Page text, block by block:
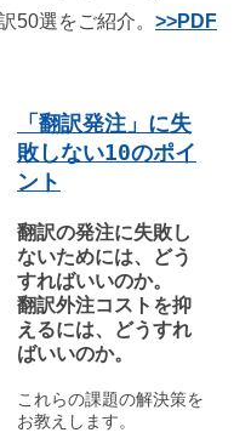
50選をご紹介。 >>PDF
「翻訳発注」に失
敗しない10のポイ
ント
翻訳の発注に失敗し
ないためには、どう
すればいいのか。
翻訳外注コストを抑
えるには、どうすれ
ばいいのか。
これらの課題の解決策を
お教えします。